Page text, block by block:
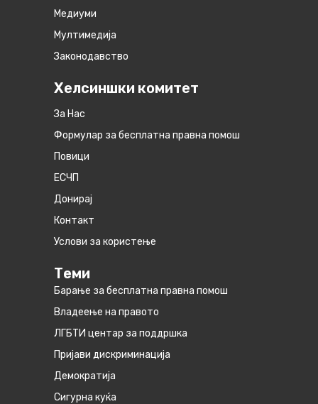
Медиуми
Мултимедија
Законодавство
Хелсиншки комитет
За Нас
Формулар за бесплатна правна помош
Повици
ЕСЧП
Донирај
Контакт
Услови за користење
Теми
Барање за бесплатна правна помош
Владеење на правото
ЛГБТИ центар за поддршка
Пријави дискриминација
Демократија
Сигурна куќа